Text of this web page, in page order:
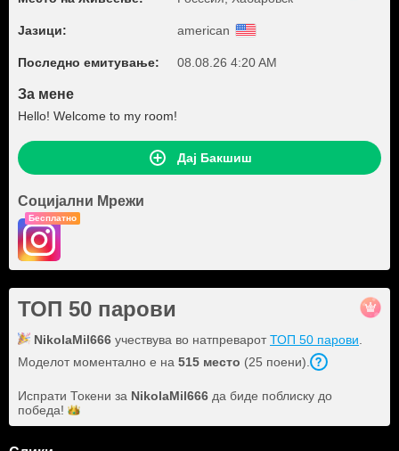
Јазици: american
Последно емитување: 08.08.26 4:20 AM
За мене
Hello! Welcome to my room!
Дај Бакшиш
Социјални Мрежи
Бесплатно
ТОП 50 парови
NikolaMil666 учествува во натпреваротТОП 50 парови
Моделот моментално е на 515 место (25 поени).
Испрати Токени за NikolaMil666 да биде поблиску до
победа!